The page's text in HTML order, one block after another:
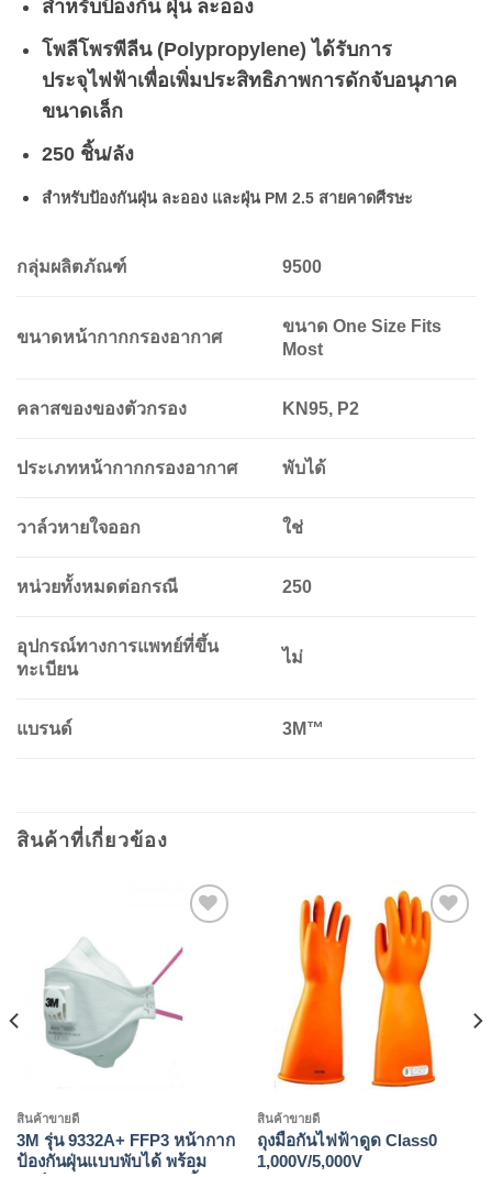
สำหรับป้องกัน ฝุ่น ละออง
โพลีโพรพีลีน (Polypropylene) ได้รับการ
ประจุไฟฟ้าเพื่อเพิ่มประสิทธิภาพการดักจับอนุภาค
ขนาดเล็ก
250 ชิ้น/ลัง
สำหรับป้องกันฝุ่น ละออง และฝุ่น PM 2.5 สายคาดศีรษะ
กลุ่มผลิตภัณฑ์ 9500
ขนาดหน้ากากกรองอากาศ
ขนาด One Size Fits
Most
คลาสของของตัวกรอง KN95, P2
ประเภทหน้ากากกรองอากาศ พับได้
วาล์วหายใจออก ใช่
หน่วยทั้งหมดต่อกรณี 250
อุปกรณ์ทางการแพทย์ที่ขึ้น
ทะเบียน
ไม่
แบรนด์ 3M™
สินค้าที่เกี่ยวข้อง
wishlist
สินค้าขายดี
3M รุ่น 9332A+ FFP3 หน้ากาก
ป้องกันฝุ่นแบบพับได้ พร้อม
Add to
wishlist
สินค้าขายดี
ถุงมือกันไฟฟ้าดูด Class0
1,000V/5,000V